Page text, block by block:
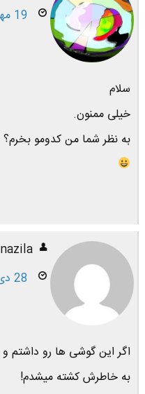
19 مهر 1393
سلام
خیلی ممنون.
به نظر شما من کدومو بخرم؟
nazila
28 دی 1390
به خاطرش کشته میشدم!